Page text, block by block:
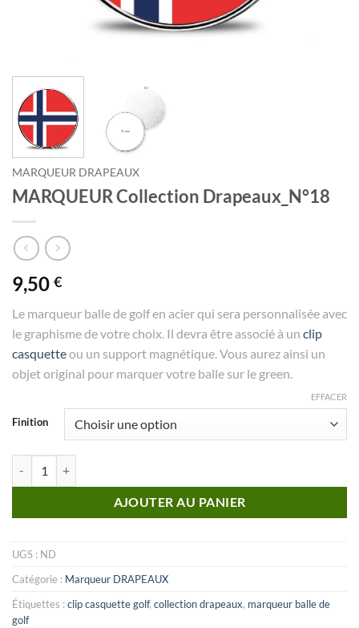
MARQUEUR DRAPEAUX
MARQUEUR Collection Drapeaux_N°18
9,50 €
Le marqueur balle de golf en acier qui sera personnalisée avec
le graphisme de votre choix. Il devra être associé à un clip
casquetteou un support magnétique. Vous aurez ainsi un
objet original pour marquer votre balle sur le green.
Finition
EFFACER
AJOUTER AU PANIER
UGS : ND
Catégorie : Marqueur DRAPEAUX
Étiquettes :clip casquette golf, collection drapeaux, marqueur balle de
golf